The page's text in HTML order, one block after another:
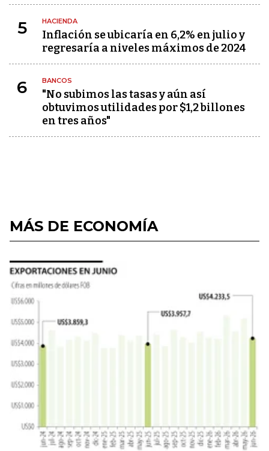
5 HACIENDA
Inflación se ubicaría en 6,2% en julio y
regresaría a niveles máximos de 2024
6 BANCOS
"No subimos las tasas y aún así
obtuvimos utilidades por $1,2 billones
en tres años"
MÁS DE ECONOMÍA